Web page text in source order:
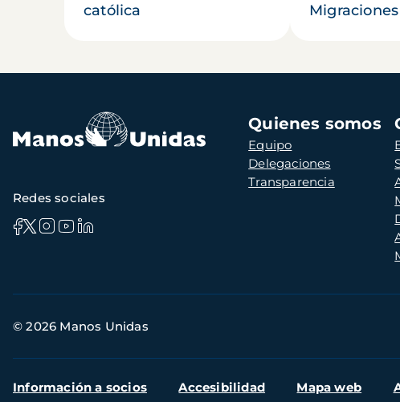
católica
Migraciones
Navegación
principal
Quienes somos
Equipo
Delegaciones
Transparencia
Redes sociales
de
© 2026 Manos Unidas
Menú
Información a socios Accesibilidad Mapa web